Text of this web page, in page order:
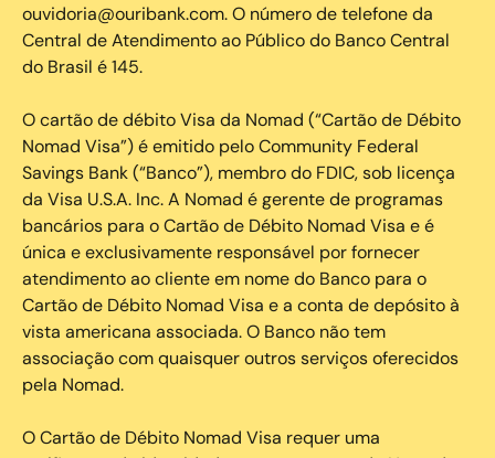
ouvidoria@ouribank.com. O número de telefone da
Central de Atendimento ao Público do Banco Central
do Brasil é 145.
O cartão de débito Visa da Nomad (“Cartão de Débito
Nomad Visa”) é emitido pelo Community Federal
Savings Bank (“Banco”), membro do FDIC, sob licença
da Visa U.S.A. Inc. A Nomad é gerente de programas
bancários para o Cartão de Débito Nomad Visa e é
única e exclusivamente responsável por fornecer
atendimento ao cliente em nome do Banco para o
Cartão de Débito Nomad Visa e a conta de depósito à
vista americana associada. O Banco não tem
associação com quaisquer outros serviços oferecidos
pela Nomad.
O Cartão de Débito Nomad Visa requer uma